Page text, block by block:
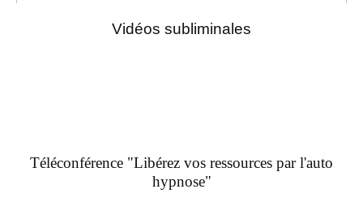
Vidéos subliminales
Téléconférence "Libérez vos ressources par l'auto
hypnose"